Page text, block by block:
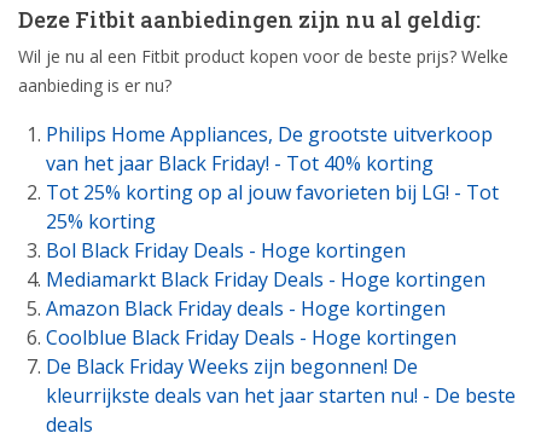
Deze Fitbit aanbiedingen zijn nu al geldig:
Wil je nu al een Fitbit product kopen voor de beste prijs? Welke
aanbieding is er nu?
Philips Home Appliances, De grootste uitverkoop
van het jaar Black Friday! - Tot 40% korting
Tot 25% korting op al jouw favorieten bij LG! - Tot
25% korting
Bol Black Friday Deals - Hoge kortingen
Mediamarkt Black Friday Deals - Hoge kortingen
Amazon Black Friday deals - Hoge kortingen
Coolblue Black Friday Deals - Hoge kortingen
De Black Friday Weeks zijn begonnen! De
kleurrijkste deals van het jaar starten nu! - De beste
deals